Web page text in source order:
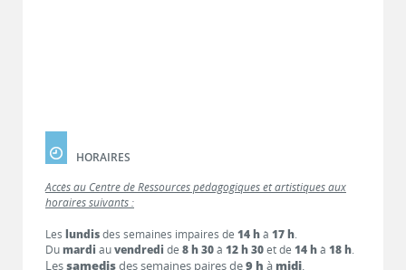
HORAIRES
Accès au Centre de Ressources pédagogiques et artistiques aux
horaires suivants :
Les lundisdes semaines impaires de 14 hà 17 h.
Dumardi auvendredi de 8 h 30à 12 h 30et de 14 hà 18 h.
Lessamedisdes semaines paires de9 h à midi.